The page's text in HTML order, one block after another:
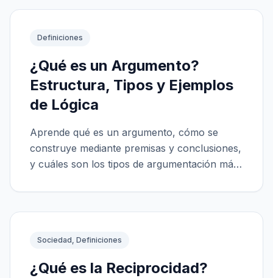
Definiciones
¿Qué es un Argumento?
Estructura, Tipos y Ejemplos
de Lógica
Aprende qué es un argumento, cómo se
construye mediante premisas y conclusiones,
y cuáles son los tipos de argumentación más
Sociedad, Definiciones
¿Qué es la Reciprocidad?